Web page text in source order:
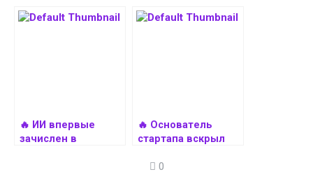
компьютер в виде
платформу
🔥 ИИ впервые
зачислен в
🔥 Основатель
стартапа вскрыл
теста своей же
0